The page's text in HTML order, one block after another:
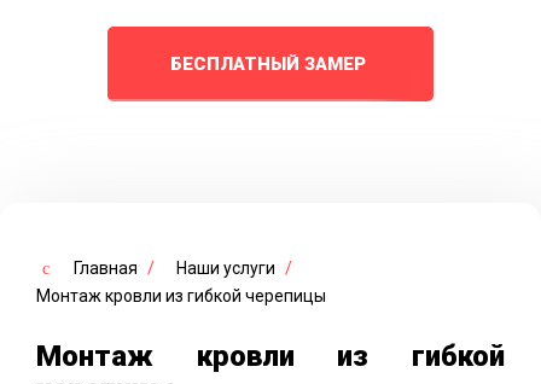
БЕСПЛАТНЫЙ ЗАМЕР
Главная / Наши услуги /
Монтаж кровли из гибкой черепицы
Монтаж кровли из гибкой